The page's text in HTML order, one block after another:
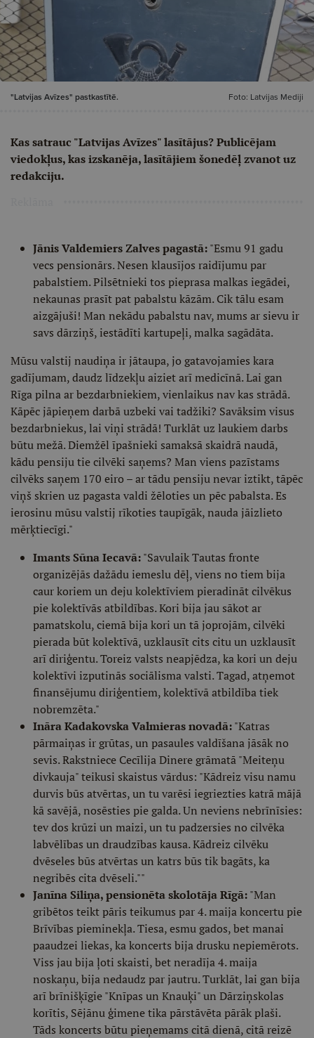
"Latvijas Avīzes" pastkastītē. Foto: Latvijas Mediji
Kas satrauc "Latvijas Avīzes" lasītājus? Publicējam
viedokļus, kas izskanēja, lasītājiem šonedēļ zvanot uz
redakciju.
Jānis Valdemiers Zalves pagastā:"Esmu 91 gadu
vecs pensionārs. Nesen klausījos raidījumu par
pabalstiem. Pilsētnieki tos pieprasa malkas iegādei,
nekaunas prasīt pat pabalstu kāzām. Cik tālu esam
aizgājuši! Man nekādu pabalstu nav, mums ar sievu ir
savs dārziņš, iestādīti kartupeļi, malka sagādāta.
Mūsu valstij naudiņa ir jātaupa, jo gatavojamies kara
gadījumam, daudz līdzekļu aiziet arī medicīnā. Lai gan
Rīga pilna ar bezdarbniekiem, vienlaikus nav kas strādā.
Kāpēc jāpieņem darbā uzbeki vai tadžiki? Savāksim visus
bezdarbniekus, lai viņi strādā! Turklāt uz laukiem darbs
būtu mežā. Diemžēl īpašnieki samaksā skaidrā naudā,
kādu pensiju tie cilvēki saņems? Man viens pazīstams
cilvēks saņem 170 eiro – ar tādu pensiju nevar iztikt, tāpēc
viņš skrien uz pagasta valdi žēloties un pēc pabalsta. Es
ierosinu mūsu valstij rīkoties taupīgāk, nauda jāizlieto
mērķtiecīgi."
Imants Sūna Iecavā:"Savulaik Tautas fronte
organizējās dažādu iemeslu dēļ, viens no tiem bija
caur koriem un deju kolektīviem pieradināt cilvēkus
pie kolektīvās atbildības. Kori bija jau sākot ar
pamatskolu, ciemā bija kori un tā joprojām, cilvēki
pierada būt kolektīvā, uzklausīt cits citu un uzklausīt
arī diriģentu. Toreiz valsts neapjēdza, ka kori un deju
kolektīvi izputinās sociālisma valsti. Tagad, atņemot
finansējumu diriģentiem, kolektīvā atbildība tiek
nobremzēta."
Ināra Kadakovska Valmieras novadā:"Katras
pārmaiņas ir grūtas, un pasaules valdīšana jāsāk no
sevis. Rakstniece Cecīlija Dinere grāmatā "Meiteņu
divkauja" teikusi skaistus vārdus: "Kādreiz visu namu
durvis būs atvērtas, un tu varēsi iegriezties katrā mājā
kā savējā, nosēsties pie galda. Un neviens nebrīnīsies:
tev dos krūzi un maizi, un tu padzersies no cilvēka
labvēlības un draudzības kausa. Kādreiz cilvēku
dvēseles būs atvērtas un katrs būs tik bagāts, ka
negribēs cita dvēseli.""
Janīna Siliņa, pensionēta skolotāja Rīgā:"Man
gribētos teikt pāris teikumus par 4. maija koncertu pie
Brīvības pieminekļa. Tiesa, esmu gados, bet manai
paaudzei liekas, ka koncerts bija drusku nepiemērots.
Viss jau bija ļoti skaisti, bet neradīja 4. maija
noskaņu, bija nedaudz par jautru. Turklāt, lai gan bija
arī brīnišķīgie "Knīpas un Knauķi" un Dārziņskolas
korītis, Sējānu ģimene tika pārstāvēta pārāk plaši.
Tāds koncerts būtu pieņemams citā dienā, citā reizē